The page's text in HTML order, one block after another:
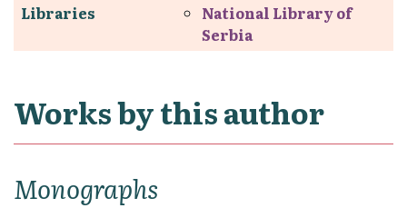
Libraries
National Library of
Serbia
Works by this author
Monographs